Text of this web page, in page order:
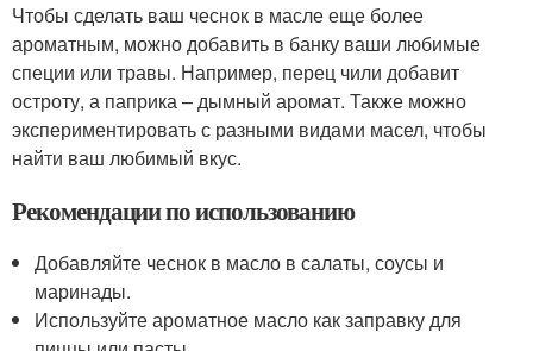
Чтобы сделать ваш чеснок в масле еще более
ароматным, можно добавить в банку ваши любимые
специи или травы. Например, перец чили добавит
остроту, а паприка – дымный аромат. Также можно
экспериментировать с разными видами масел, чтобы
найти ваш любимый вкус.
Рекомендации по использованию
Добавляйте чеснок в масло в салаты, соусы и
маринады.
Используйте ароматное масло как заправку для